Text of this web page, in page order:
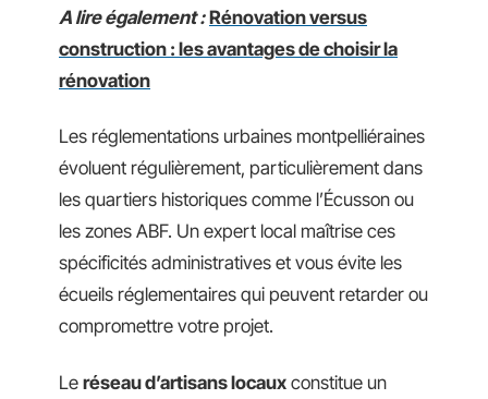
A lire également : Rénovation versus
construction : les avantages de choisir la
rénovation
Les réglementations urbaines montpelliéraines
évoluent régulièrement, particulièrement dans
les quartiers historiques comme l’Écusson ou
les zones ABF. Un expert local maîtrise ces
spécificités administratives et vous évite les
écueils réglementaires qui peuvent retarder ou
compromettre votre projet.
Le réseau d’artisans locaux constitue un